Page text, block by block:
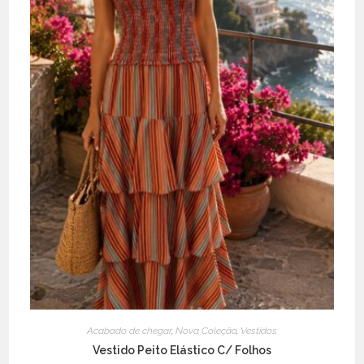
product
page
Acabado de chegar, Nova Coleção, Vestidos
Vestido Peito Elástico C/ Folhos